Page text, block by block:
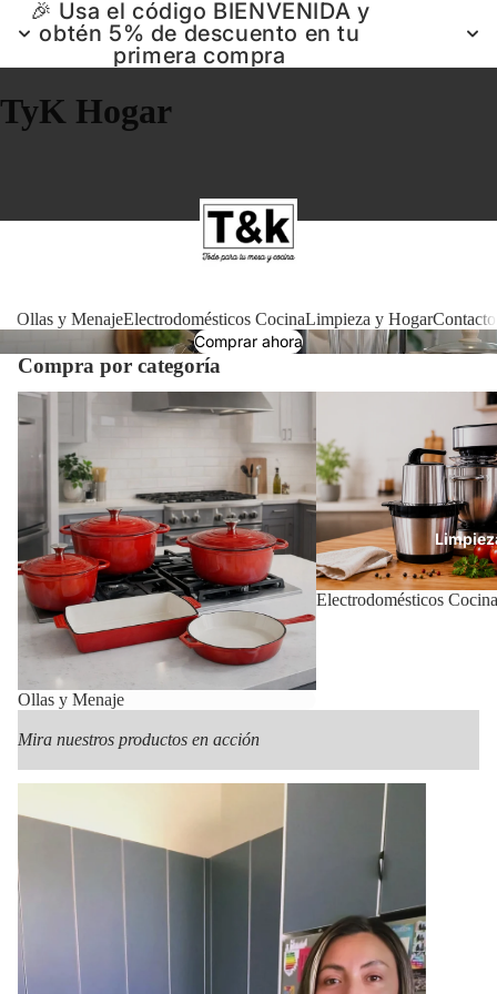
🎉 Usa el código BIENVENIDA y
obtén 5% de descuento en tu
primera compra
TyK Hogar
Ollas y MenajeElectrodomésticos CocinaLimpieza y HogarContacto
Comprar ahora
Compra por categoría
Ollas y Menaje
Ollas y Menaje
Electrodomésticos Cocina
Electrodomésticos Cocina
Mira nuestros productos en acción